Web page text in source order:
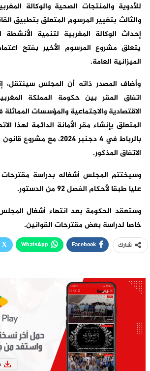
للأدوية والمنتجات الصحية والوكالة
والثالث بتغيير المرسوم المتعلق بتطبيق
إحداث الوكالة المغربية لتنمية الأنشطة
يتعلق مشروع المرسوم الأخير بفتح
الميزانية العامة.
وأضاف المصدر ذاته أن المجلس سينتقل،
اتفاق المقر بين حكومة المملكة
المتعلق بإنشاء مقر الأمانة الدائمة لهذا
بالرباط في 4 دجنبر 2024،
الاتفاق المذكور.
وسيختتم المجلس أشغاله بدراسة
عليا طبقا لأحكام الفصل 92 من الدستور.
وستعقد الحكومة بعد انتهاء أشغال
خاصا لدراسة بعض مقترحات القوانين.
شارك Facebook
WhatsApp